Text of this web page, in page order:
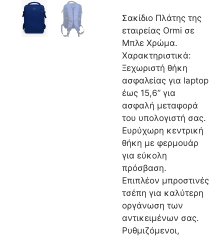
Σακίδιο Πλάτης της
εταιρείας Ormi σε
Μπλε Χρώμα.
Χαρακτηριστικά:
Ξεχωριστή θήκη
ασφαλείας για laptop
έως 15,6” για
ασφαλή μεταφορά
του υπολογιστή σας.
Ευρύχωρη κεντρική
θήκη με φερμουάρ
για εύκολη
πρόσβαση.
Επιπλέον μπροστινές
τσέπη για καλύτερη
οργάνωση των
αντικειμένων σας.
Ρυθμιζόμενοι,